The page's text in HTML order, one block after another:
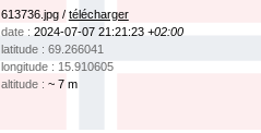
613736.jpg / télécharger
date : 2024-07-07 21:21:23 +02:00
latitude : 69.266041
longitude : 15.910605
altitude : ~ 7 m